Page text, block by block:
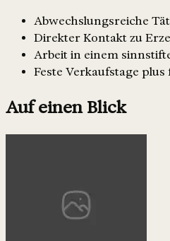
Abwechslungsreiche
Direkter Kontakt zu
Arbeit in einem
Feste Verkaufstage
Auf einen Blick